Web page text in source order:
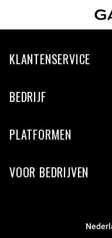
KLANTENSERVICE
BEDRIJF
PLATFORMEN
VOOR BEDRIJVEN